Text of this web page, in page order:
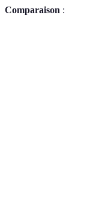
Comparaison :